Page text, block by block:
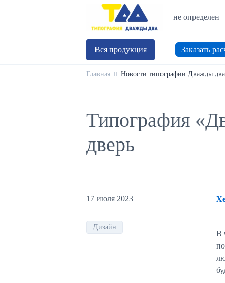
не определен
Вся продукция Заказать
Главная Новости типографии Дважды два
Типография
дверь
17 июля 2023
Дизайн
В